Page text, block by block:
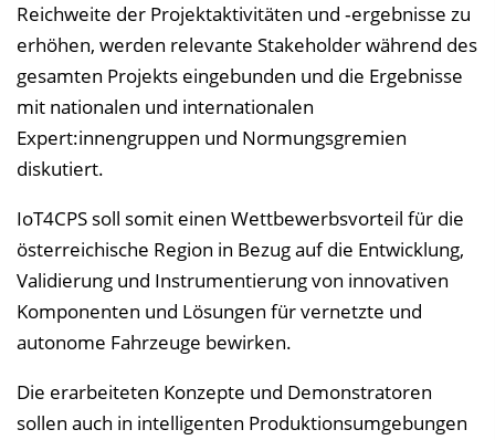
Reichweite der Projektaktivitäten und ‑ergebnisse zu
erhöhen, werden relevante Stakeholder während des
gesamten Projekts eingebunden und die Ergebnisse
mit nationalen und internationalen
Expert:innengruppen und Normungsgremien
diskutiert.
IoT4CPS soll somit einen Wettbewerbsvorteil für die
österreichische Region in Bezug auf die Entwicklung,
Validierung und Instrumentierung von innovativen
Komponenten und Lösungen für vernetzte und
autonome Fahrzeuge bewirken.
Die erarbeiteten Konzepte und Demonstratoren
sollen auch in intelligenten Produktionsumgebungen